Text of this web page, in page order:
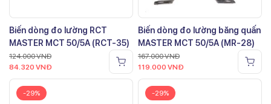
Biến dòng đo lường RCT
MASTER MCT 50/5A (RCT-35)
124.000VNĐ
84.320 VNĐ
Biến dòng đo lường băng quấn
MASTER MCT 50/5A (MR-28)
167.000VNĐ
119.000 VNĐ
-29% -29%